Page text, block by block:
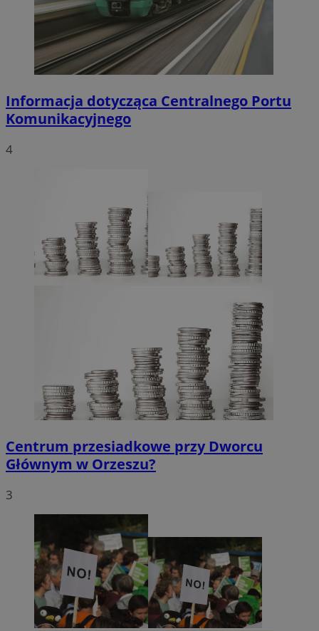
Informacja dotycząca Centralnego Portu
Komunikacyjnego
4
Centrum przesiadkowe przy Dworcu
Głównym w Orzeszu?
3